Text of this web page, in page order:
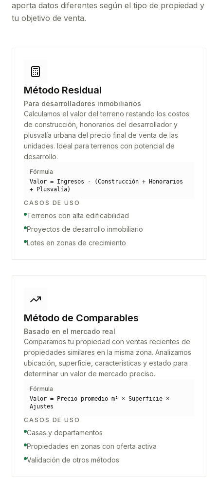
aporta datos diferentes según el tipo de propiedad y
tu objetivo de venta.
Método Residual
Para desarrolladores inmobiliarios
Calculamos el valor del terreno restando los costos
de construcción, honorarios del desarrollador y
plusvalía urbana del precio final de venta de las
unidades. Ideal para terrenos con potencial de
desarrollo.
Fórmula
Valor = Ingresos - (Construcción + Honorarios
+ Plusvalía)
CASOS DE USO
Terrenos con alta edificabilidad
Proyectos de desarrollo inmobiliario
Lotes en zonas de crecimiento
Método de Comparables
Basado en el mercado real
Comparamos tu propiedad con ventas recientes de
propiedades similares en la misma zona. Analizamos
ubicación, superficie, características y estado para
determinar un valor de mercado preciso.
Fórmula
Valor = Precio promedio m² × Superficie ×
Ajustes
CASOS DE USO
Casas y departamentos
Propiedades en zonas con oferta activa
Validación de otros métodos